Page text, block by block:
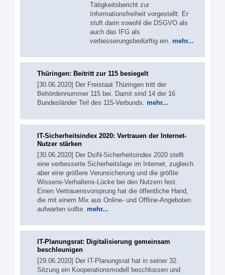
Tätigkeitsbericht zur
Informationsfreiheit vorgestellt. Er
stuft darin sowohl die DSGVO als
auch das IFG als
verbesserungsbedürftig ein. mehr...
Thüringen: Beitritt zur 115 besiegelt
[30.06.2020] Der Freistaat Thüringen tritt der
Behördennummer 115 bei. Damit sind 14 der 16
Bundesländer Teil des 115-Verbunds. mehr...
IT-Sicherheitsindex 2020: Vertrauen der Internet-
Nutzer stärken
[30.06.2020] Der DsiN-Sicherheitsindex 2020 stellt
eine verbesserte Sicherheitslage im Internet, zugleich
aber eine größere Verunsicherung und die größte
Wissens-Verhaltens-Lücke bei den Nutzern fest.
Einen Vertrauensvorsprung hat die öffentliche Hand,
die mit einem Mix aus Online- und Offline-Angeboten
aufwarten sollte. mehr...
IT-Planungsrat: Digitalisierung gemeinsam
beschleunigen
[29.06.2020] Der IT-Planungsrat hat in seiner 32.
Sitzung ein Kooperationsmodell beschlossen und